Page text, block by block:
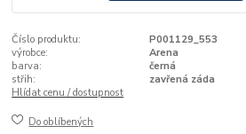
Číslo produktu:
P001129_553
výrobce:
Arena
barva:
černá
střih:
zavřená záda
Hlídat cenu / dostupnost
Do oblíbených